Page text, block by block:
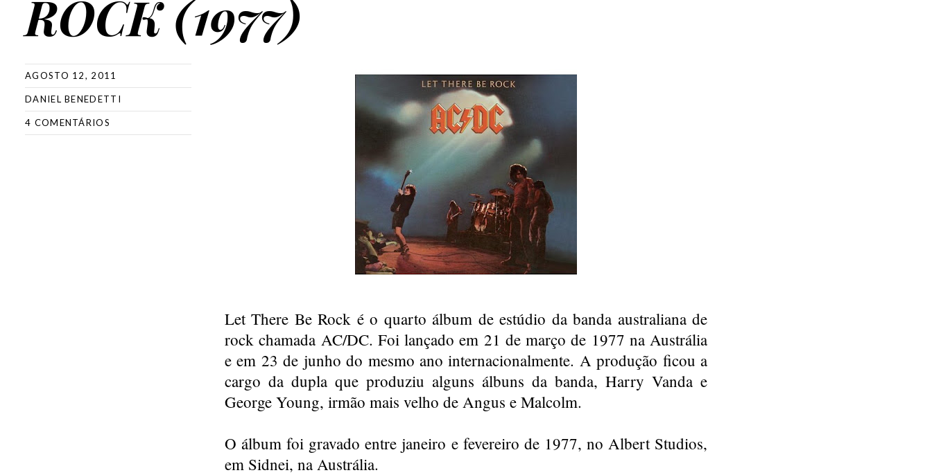
ROCK (1977)
AGOSTO 12, 2011
DANIEL BENEDETTI
4 COMENTÁRIOS
Let There Be Rock é o quarto álbum de estúdio da banda australiana de
rock chamada AC/DC. Foi lançado em 21 de março de 1977 na Austrália
e em 23 de junho do mesmo ano internacionalmente. A produção ficou a
cargo da dupla que produziu alguns álbuns da banda, Harry Vanda e
George Young, irmão mais velho de Angus e Malcolm.
O álbum foi gravado entre janeiro e fevereiro de 1977, no Albert Studios,
em Sidnei, na Austrália.